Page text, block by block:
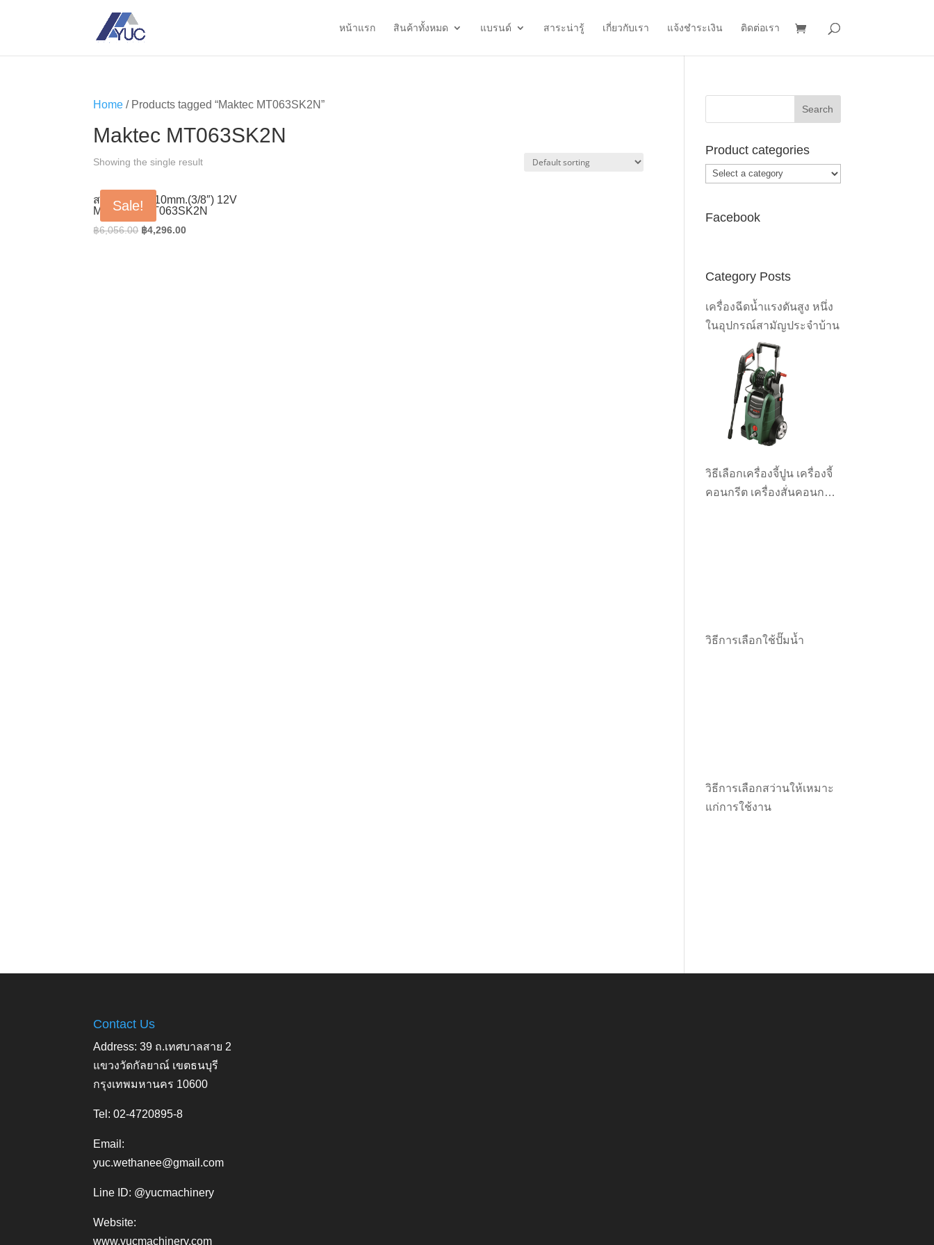
หน้าแรก สินค้าทั้งหมด แบรนด์ สาระน่ารู้ เกี่ยวกับเรา แจ้งชำระเงิน ติดต่อเรา
Home / Products tagged “Maktec MT063SK2N”
Maktec MT063SK2N
Showing the single result
Sale!
สว่านไร้สาย 10mm.(3/8″) 12V
MAKTEC MT063SK2N
฿6,056.00 Original
฿4,296.00Current
Product categories
Facebook
Category Posts
เครื่องฉีดน้ำแรงดันสูง หนึ่ง
ในอุปกรณ์สามัญประจำบ้าน
วิธีเลือกเครื่องจี้ปูน เครื่องจี้
คอนกรีต เครื่องสั่นคอนกรีต
วิธีการเลือกใช้ปั๊มน้ำ
วิธีการเลือกสว่านให้เหมาะ
แก่การใช้งาน
Contact Us
Address: 39 ถ.เทศบาลสาย 2
แขวงวัดกัลยาณ์ เขตธนบุรี
กรุงเทพมหานคร 10600
Tel: 02-4720895-8
Email:
yuc.wethanee@gmail.com
Line ID: @yucmachinery
Website:
www.yucmachinery.com